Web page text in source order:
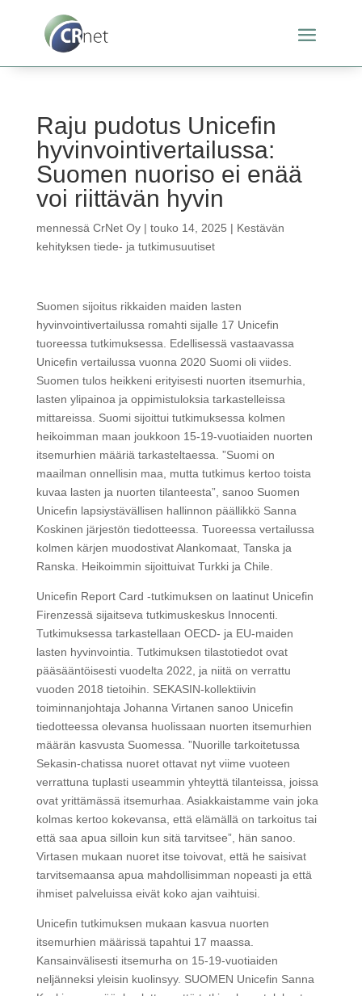
Raju pudotus Unicefin
hyvinvointivertailussa:
Suomen nuoriso ei enää
voi riittävän hyvin
mennessä CrNet Oy| touko 14, 2025 | Kestävän
kehityksen tiede- ja tutkimusuutiset
Suomen sijoitus rikkaiden maiden lasten
hyvinvointivertailussa romahti sijalle 17 Unicefin
tuoreessa tutkimuksessa. Edellisessä vastaavassa
Unicefin vertailussa vuonna 2020 Suomi oli viides.
Suomen tulos heikkeni erityisesti nuorten itsemurhia,
lasten ylipainoa ja oppimistuloksia tarkastelleissa
mittareissa. Suomi sijoittui tutkimuksessa kolmen
heikoimman maan joukkoon 15-19-vuotiaiden nuorten
itsemurhien määriä tarkasteltaessa. ”Suomi on
maailman onnellisin maa, mutta tutkimus kertoo toista
kuvaa lasten ja nuorten tilanteesta”, sanoo Suomen
Unicefin lapsiystävällisen hallinnon päällikkö Sanna
Koskinen järjestön tiedotteessa. Tuoreessa vertailussa
kolmen kärjen muodostivat Alankomaat, Tanska ja
Ranska. Heikoimmin sijoittuivat Turkki ja Chile.
Unicefin Report Card -tutkimuksen on laatinut Unicefin
Firenzessä sijaitseva tutkimuskeskus Innocenti.
Tutkimuksessa tarkastellaan OECD- ja EU-maiden
lasten hyvinvointia. Tutkimuksen tilastotiedot ovat
pääsääntöisesti vuodelta 2022, ja niitä on verrattu
vuoden 2018 tietoihin. SEKASIN-kollektiivin
toiminnanjohtaja Johanna Virtanen sanoo Unicefin
tiedotteessa olevansa huolissaan nuorten itsemurhien
määrän kasvusta Suomessa. ”Nuorille tarkoitetussa
Sekasin-chatissa nuoret ottavat nyt viime vuoteen
verrattuna tuplasti useammin yhteyttä tilanteissa, joissa
ovat yrittämässä itsemurhaa. Asiakkaistamme vain joka
kolmas kertoo kokevansa, että elämällä on tarkoitus tai
että saa apua silloin kun sitä tarvitsee”, hän sanoo.
Virtasen mukaan nuoret itse toivovat, että he saisivat
tarvitsemaansa apua mahdollisimman nopeasti ja että
ihmiset palveluissa eivät koko ajan vaihtuisi.
Unicefin tutkimuksen mukaan kasvua nuorten
itsemurhien määrissä tapahtui 17 maassa.
Kansainvälisesti itsemurha on 15-19-vuotiaiden
neljänneksi yleisin kuolinsyy. SUOMEN Unicefin Sanna